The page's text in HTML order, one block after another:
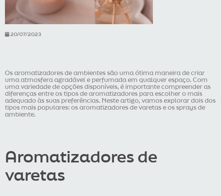
20/07/2023
Os aromatizadores de ambientes são uma ótima maneira de criar
uma atmosfera agradável e perfumada em qualquer espaço. Com
uma variedade de opções disponíveis, é importante compreender as
diferenças entre os tipos de aromatizadores para escolher o mais
adequado às suas preferências. Neste artigo, vamos explorar dois dos
tipos mais populares: os aromatizadores de varetas e os sprays de
ambiente.
Aromatizadores de
varetas